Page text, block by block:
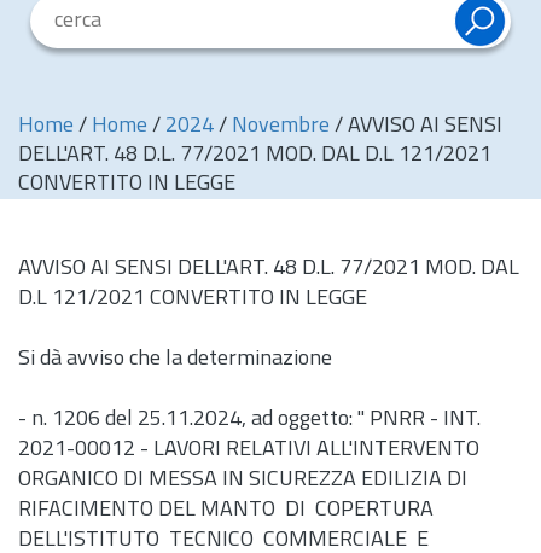
Home / Home / 2024 / Novembre / AVVISO AI SENSI
DELL'ART. 48 D.L. 77/2021 MOD. DAL D.L 121/2021
CONVERTITO IN LEGGE
AVVISO AI SENSI DELL'ART. 48 D.L. 77/2021 MOD. DAL
D.L 121/2021 CONVERTITO IN LEGGE
Si dà avviso che la determinazione
- n. 1206 del 25.11.2024, ad oggetto: " PNRR - INT.
2021-00012 - LAVORI RELATIVI ALL'INTERVENTO
ORGANICO DI MESSA IN SICUREZZA EDILIZIA DI
RIFACIMENTO DEL MANTO DI COPERTURA
DELL'ISTITUTO TECNICO COMMERCIALE E